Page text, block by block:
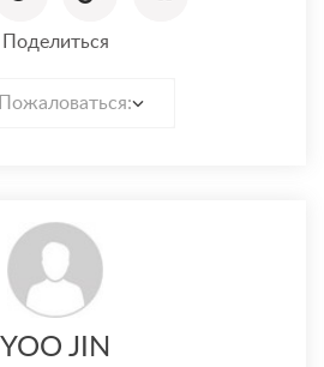
Поделиться
Пожаловаться:
YOO JIN